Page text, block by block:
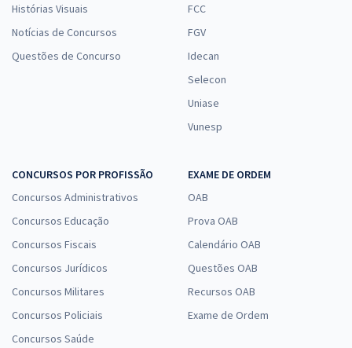
Histórias Visuais
Notícias de Concursos
Questões de Concurso
FCC
FGV
Idecan
Selecon
Uniase
Vunesp
CONCURSOS POR PROFISSÃO
Concursos Administrativos
Concursos Educação
Concursos Fiscais
Concursos Jurídicos
Concursos Militares
Concursos Policiais
Concursos Saúde
EXAME DE ORDEM
OAB
Prova OAB
Calendário OAB
Questões OAB
Recursos OAB
Exame de Ordem